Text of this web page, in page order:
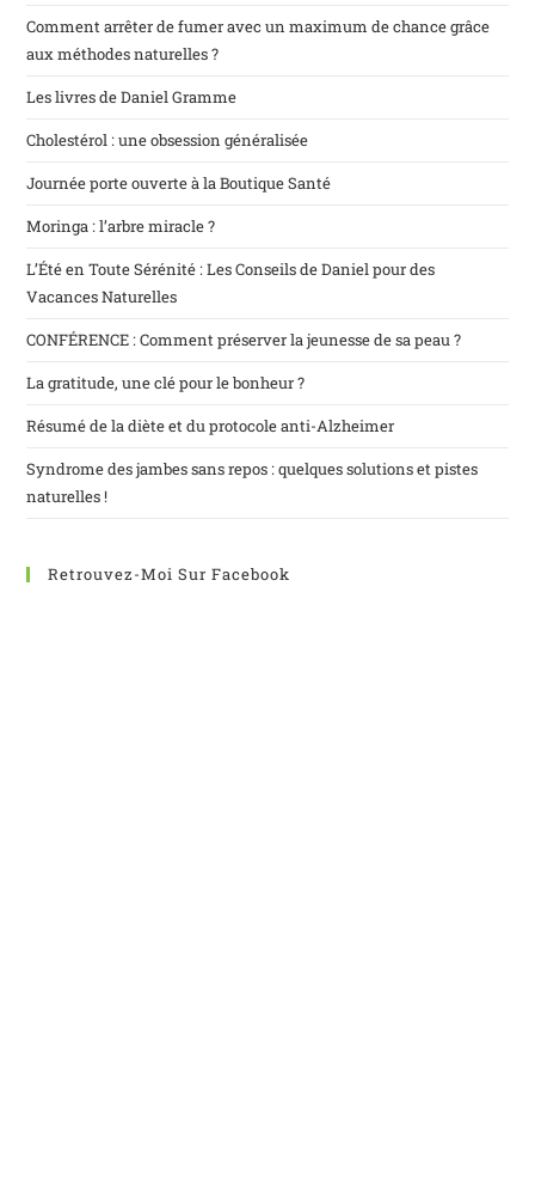
Comment arrêter de fumer avec un maximum de chance grâce
aux méthodes naturelles ?
Les livres de Daniel Gramme
Cholestérol : une obsession généralisée
Journée porte ouverte à la Boutique Santé
Moringa : l’arbre miracle ?
L’Été en Toute Sérénité : Les Conseils de Daniel pour des
Vacances Naturelles
CONFÉRENCE : Comment préserver la jeunesse de sa peau ?
La gratitude, une clé pour le bonheur ?
Résumé de la diète et du protocole anti-Alzheimer
Syndrome des jambes sans repos : quelques solutions et pistes
naturelles !
Retrouvez-Moi Sur Facebook